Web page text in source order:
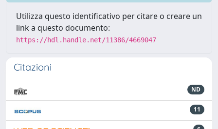
Utilizza questo identificativo per citare o creare un
link a questo documento:
https://hdl.handle.net/11386/4669047
Citazioni
ND
11